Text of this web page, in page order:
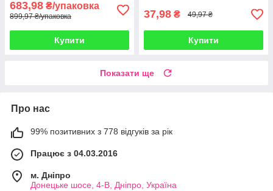
683,98 ₴/упаковка
899,97 ₴/упаковка
Купити
37,98 ₴ 49,97 ₴
Купити
Показати ще
Про нас
99% позитивних з 778 відгуків за рік
Працює з 04.03.2016
м. Дніпро
Донецьке шосе, 4-В, Дніпро, Україна